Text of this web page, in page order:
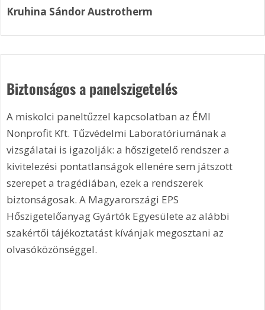
Kruhina Sándor Austrotherm
Biztonságos a panelszigetelés
A miskolci paneltűzzel kapcsolatban az ÉMI
Nonprofit Kft. Tűzvédelmi Laboratóriumának a
vizsgálatai is igazolják: a hőszigetelő rendszer a
kivitelezési pontatlanságok ellenére sem játszott
szerepet a tragédiában, ezek a rendszerek
biztonságosak. A Magyarországi EPS
Hőszigetelőanyag Gyártók Egyesülete az alábbi
szakértői tájékoztatást kívánjak megosztani az
olvasóközönséggel.